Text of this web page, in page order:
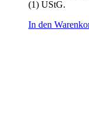
(1) UStG.
In den